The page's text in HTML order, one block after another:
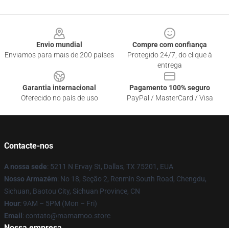
Envio mundial
Enviamos para mais de 200 países
Compre com confiança
Protegido 24/7, do clique à
entrega
Garantia internacional
Oferecido no país de uso
Pagamento 100% seguro
PayPal / MasterCard / Visa
Contacte-nos
A nossa sede: 5211 N Ervay St, Dallas, TX 75201, EUA
Nosso Armazém: No 18, Seção 2, Renmin South Road, Chengdu,
Sichuan, Baotou City, Sichuan Province, CN
Hour: 9AM – 5PM (Mon – Fri)
Email : contato@mamamoo.store